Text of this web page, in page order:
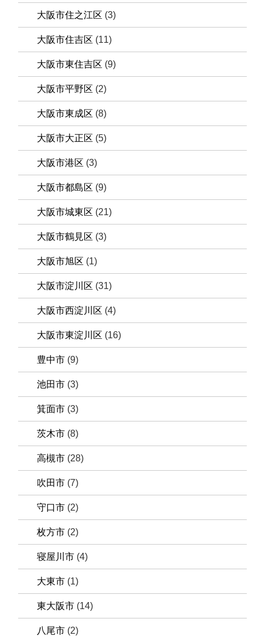
大阪市住之江区 (3)
大阪市住吉区 (11)
大阪市東住吉区 (9)
大阪市平野区 (2)
大阪市東成区 (8)
大阪市大正区 (5)
大阪市港区 (3)
大阪市都島区 (9)
大阪市城東区 (21)
大阪市鶴見区 (3)
大阪市旭区 (1)
大阪市淀川区 (31)
大阪市西淀川区 (4)
大阪市東淀川区 (16)
豊中市 (9)
池田市 (3)
箕面市 (3)
茨木市 (8)
高槻市 (28)
吹田市 (7)
守口市 (2)
枚方市 (2)
寝屋川市 (4)
大東市 (1)
東大阪市 (14)
八尾市 (2)